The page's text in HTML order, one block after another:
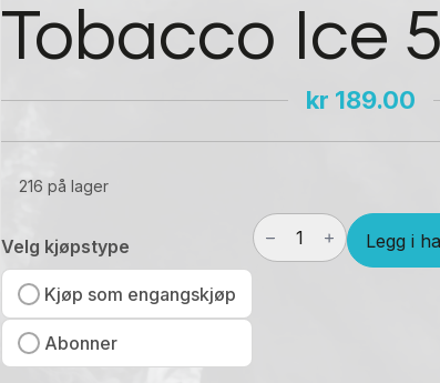
Tobacco Ice
kr 189.00
216 på lager
Velg kjøpstype
Kjøp som engangskjøp
Abonner
Four
Elements
Tobacco
Legg i